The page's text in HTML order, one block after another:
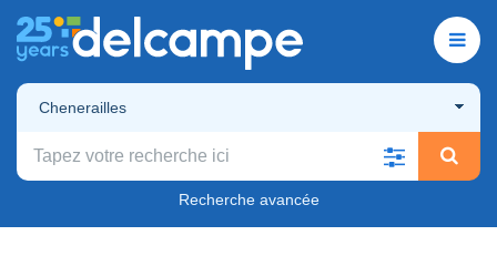
Chenerailles
Recherche avancée